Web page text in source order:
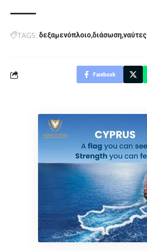
TAGS: δεξαμενόπλοιοδιάσωσηναύτες
Facebook